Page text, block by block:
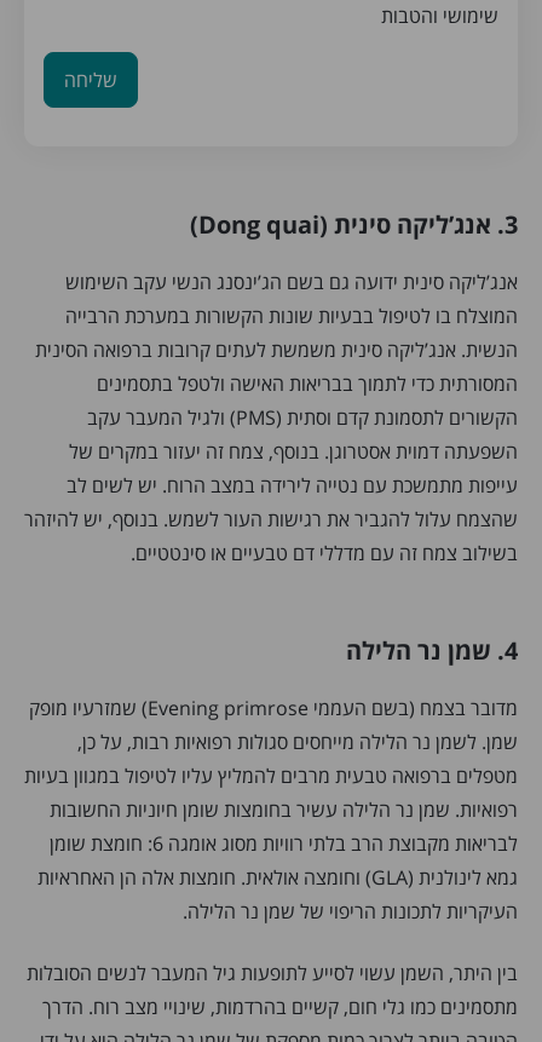
שימושי והטבות
שליחה
3. אנג’ליקה סינית (Dong quai)
אנג’ליקה סינית ידועה גם בשם הג’ינסנג הנשי עקב השימוש
המוצלח בו לטיפול בבעיות שונות הקשורות במערכת הרבייה
הנשית. אנג’ליקה סינית משמשת לעתים קרובות ברפואה הסינית
המסורתית כדי לתמוך בבריאות האישה ולטפל בתסמינים
הקשורים לתסמונת קדם וסתית (PMS) ולגיל המעבר עקב
השפעתה דמוית אסטרוגן. בנוסף, צמח זה יעזור במקרים של
עייפות מתמשכת עם נטייה לירידה במצב הרוח. יש לשים לב
שהצמח עלול להגביר את רגישות העור לשמש. בנוסף, יש להיזהר
בשילוב צמח זה עם מדללי דם טבעיים או סינטטיים.
4. שמן נר הלילה
מדובר בצמח (בשם העממי Evening primrose) שמזרעיו מופק
שמן. לשמן נר הלילה מייחסים סגולות רפואיות רבות, על כן,
מטפלים ברפואה טבעית מרבים להמליץ עליו לטיפול במגוון בעיות
רפואיות. שמן נר הלילה עשיר בחומצות שומן חיוניות החשובות
לבריאות מקבוצת הרב בלתי רוויות מסוג אומגה 6: חומצת שומן
גמא לינולנית (GLA) וחומצה אולאית. חומצות אלה הן האחראיות
העיקריות לתכונות הריפוי של שמן נר הלילה.
בין היתר, השמן עשוי לסייע לתופעות גיל המעבר לנשים הסובלות
מתסמינים כמו גלי חום, קשיים בהרדמות, שינויי מצב רוח. הדרך